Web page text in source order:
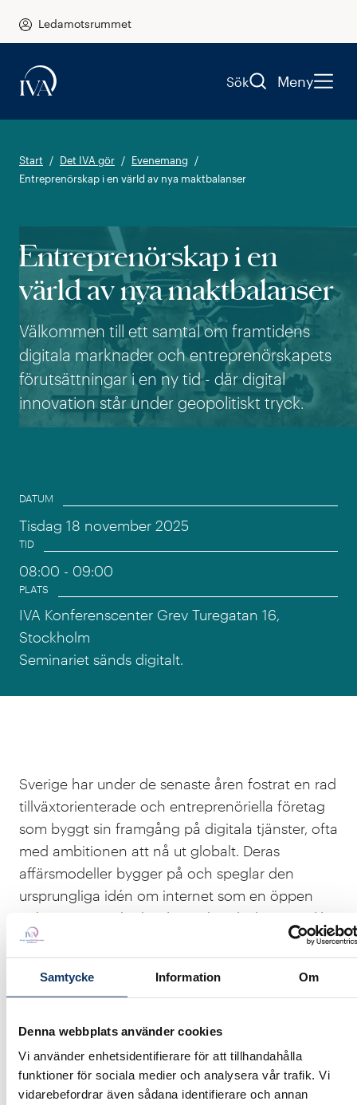
Samtycke Information Om
Denna webbplats använder cookies
Vi använder enhetsidentifierare för att tillhandahålla
funktioner för sociala medier och analysera vår trafik. Vi
vidarebefordrar även sådana identifierare och annan
Ledamotsrummet
Sök Meny
Start Det IVA gör
Evenemang
Entreprenörskap i en värld av nya maktbalanser
Entreprenörskap i en
värld av nya maktbalanser
Välkommen till ett samtal om framtidens
digitala marknader och entreprenörskapets
förutsättningar i en ny tid - där digital
innovation står under geopolitiskt tryck.
Event information
DATUM
Tisdag 18 november 2025
TID
08:00 - 09:00
PLATS
IVA Konferenscenter Grev Turegatan 16,
Stockholm
Seminariet sänds digitalt.
Sverige har under de senaste åren fostrat en rad
tillväxtorienterade och entreprenöriella företag
som byggt sin framgång på digitala tjänster, ofta
med ambitionen att nå ut globalt. Deras
affärsmodeller bygger på och speglar den
ursprungliga idén om internet som en öppen
och gränsöverskridande marknadsplats. En idé
som vi inte längre kan ta för given.
För i takt med att den digitala ekonomins
betydelse växer, växer också de politiska och
geopolitiska spänningarna i världen, och vi ser
hur digitala marknader i allt högre grad påverkas
av nationella särintressen, reglering och
säkerhetspolitiska överväganden. Landsgränser